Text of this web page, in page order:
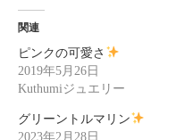
関連
ピンクの可愛さ
2019年5月26日
Kuthumiジュエリー
グリーントルマリン
2023年2月28日